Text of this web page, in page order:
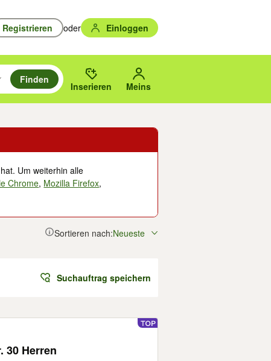
Registrieren oder Einloggen
und mit Eingabetaste auswählen.
um zu suchen, oder Vorschläge mit den Pfeiltasten nach oben/
gewählten Orts oder PLZ.
Finden
Inserieren Meins
Um weiterhin alle
Chrome, Mozilla Firefox,
Sortieren nach:Neueste
Suchauftrag speichern
30 Herren